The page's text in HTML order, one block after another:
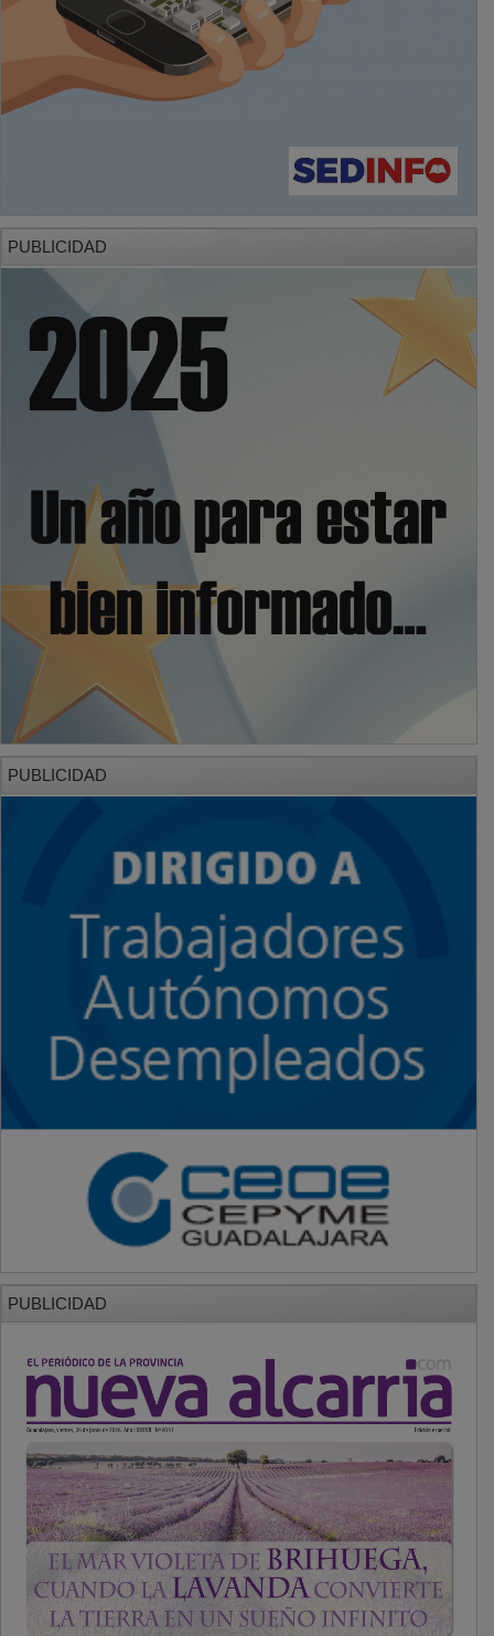
PUBLICIDAD
PUBLICIDAD
PUBLICIDAD